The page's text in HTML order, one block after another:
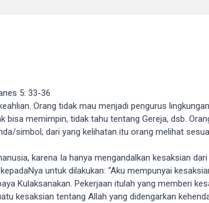
5: 33-36
Orang tidak mau menjadi pengurus
memimpin, tidak tahu tentang Gereja, dsb.
simbol; dari yang kelihatan itu orang melihat
karena Ia hanya mengandalkan kesaksian
untuk dilakukan: “Aku mempunyai
Kulaksanakan. Pekerjaan itulah yang memberi
kesaksian tentang Allah yang didengarkan